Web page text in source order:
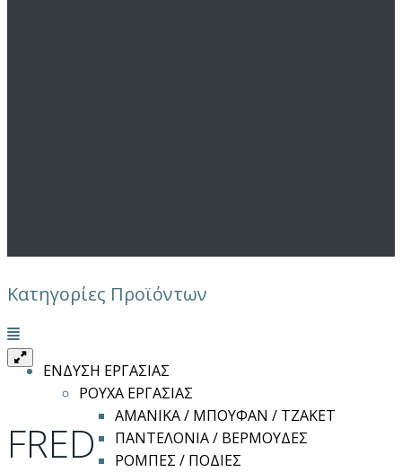
Κατηγορίες Προϊόντων
Μενού
ΕΝΔΥΣΗ ΕΡΓΑΣΙΑΣ
ΡΟΥΧΑ ΕΡΓΑΣΙΑΣ
ΑΜΑΝΙΚΑ / ΜΠΟΥΦΑΝ / ΤΖΑΚΕΤ
ΠΑΝΤΕΛΟΝΙΑ / ΒΕΡΜΟΥΔΕΣ
ΡΟΜΠΕΣ / ΠΟΔΙΕΣ
FRED